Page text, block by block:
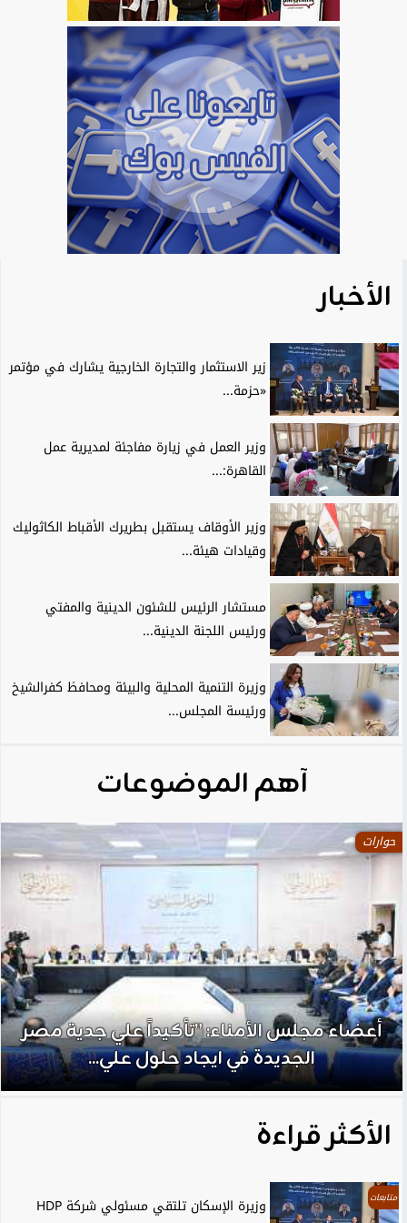
الأخبار
زير الاستثمار والتجارة الخارجية يشارك في مؤتمر
«حزمة...
وزير العمل في زيارة مفاجئة لمديرية عمل
القاهرة:...
وزير الأوقاف يستقبل بطريرك الأقباط الكاثوليك
وقيادات هيئة...
مستشار الرئيس للشئون الدينية والمفتي
ورئيس اللجنة الدينية...
وزيرة التنمية المحلية والبيئة ومحافظ كفرالشيخ
ورئيسة المجلس...
آهم الموضوعات
حوارات
أعضاء مجلس الأمناء: ”تأكيداً علي جدية مصر
الجديدة في ايجاد حلول علي...
الأكثر قراءة
متابعات
وزيرة الإسكان تلتقي مسئولي شركة HDP